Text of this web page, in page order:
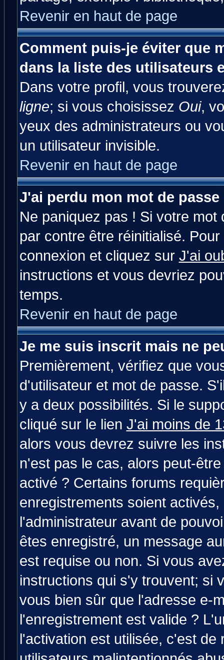
Revenir en haut de page
Comment puis-je éviter que
dans la liste des utilisateurs
Dans votre profil, vous
ligne; si vous choisissez Oui,
yeux des administrateurs ou
un utilisateur invisible.
Revenir en haut de page
J'ai perdu mon mot de passe
Ne paniquez pas ! Si votre
par contre être réinitialisé.
connexion et cliquez sur J'ai
instructions et vous devriez
temps.
Revenir en haut de page
Je me suis inscrit mais ne
Premièrement, vérifiez que
d'utilisateur et mot de passe.
y a deux possibilités. Si le
cliqué sur le lien J'ai moins de
alors vous devrez suivre les
n'est pas le cas, alors peut-
activé ? Certains forums
enregistrements soient
l'administrateur avant de
êtes enregistré, un message
est requise ou non. Si vous
instructions qui s'y trouvent; si
vous bien sûr que l'adresse e-
l'enregistrement est valide ?
l'activation est utilisée, c'est